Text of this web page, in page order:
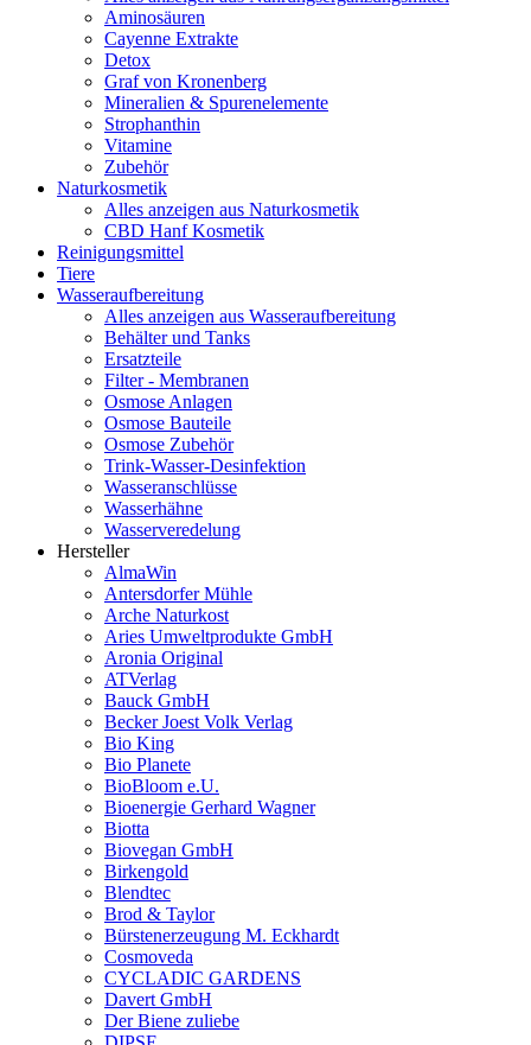
Aminosäuren
Cayenne Extrakte
Detox
Graf von Kronenberg
Mineralien & Spurenelemente
Strophanthin
Vitamine
Zubehör
Naturkosmetik
Alles anzeigen aus Naturkosmetik
CBD Hanf Kosmetik
Reinigungsmittel
Tiere
Wasseraufbereitung
Alles anzeigen aus Wasseraufbereitung
Behälter und Tanks
Ersatzteile
Filter - Membranen
Osmose Anlagen
Osmose Bauteile
Osmose Zubehör
Trink-Wasser-Desinfektion
Wasseranschlüsse
Wasserhähne
Wasserveredelung
Hersteller
AlmaWin
Antersdorfer Mühle
Arche Naturkost
Aries Umweltprodukte GmbH
Aronia Original
ATVerlag
Bauck GmbH
Becker Joest Volk Verlag
Bio King
Bio Planete
BioBloom e.U.
Bioenergie Gerhard Wagner
Biotta
Biovegan GmbH
Birkengold
Blendtec
Brod & Taylor
Bürstenerzeugung M. Eckhardt
Cosmoveda
CYCLADIC GARDENS
Davert GmbH
Der Biene zuliebe